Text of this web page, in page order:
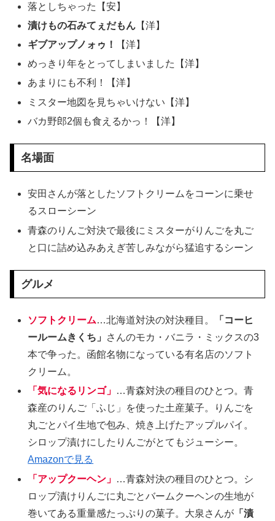
落としちゃった【安】
漬けもの石みてぇだもん 【洋】
ギブアップノォゥ！
【洋】
めっきり年をとってしまいました【洋】
あまりにも不利！【洋】
ミスター地図を見ちゃいけない【洋】
バカ野郎2個も食えるかっ！【洋】
名場面
安田さんが落としたソフトクリームをコーンに乗せ
るスローシーン
青森のりんご対決で最後にミスターがりんごを丸ご
と口に詰め込みあえぎ苦しみながら猛追するシーン
グルメ
ソフトクリーム…北海道対決の対決種目。
「コーヒ
ールームきくち」
さんのモカ・バニラ・ミックスの3
本で争った。函館名物になっている有名店のソフト
クリーム。
「気になるリンゴ」 …青森対決の種目のひとつ。青
森産のりんご「ふじ」を使った土産菓子。りんごを
丸ごとパイ生地で包み、焼き上げたアップルパイ。
シロップ漬けにしたりんごがとてもジューシー。
Amazonで見る
「アップクーヘン」 …青森対決の種目のひとつ。シ
ロップ漬けりんごに丸ごとバームクーヘンの生地が
巻いてある重量感たっぷりの菓子。大泉さんが 「漬